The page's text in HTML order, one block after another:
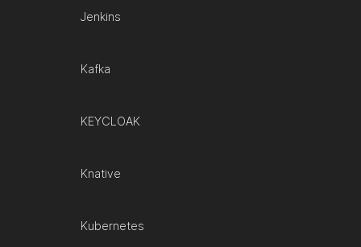
Jenkins
Kafka
KEYCLOAK
Knative
Kubernetes